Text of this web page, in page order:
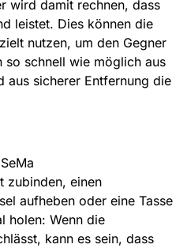
wird damit rechnen, dass
leistet. Dies können die
nutzen, um den Gegner
so schnell wie möglich aus
aus sicherer Entfernung die
zubinden, einen
aufheben oder eine Tasse
holen: Wenn die
kann es sein, dass